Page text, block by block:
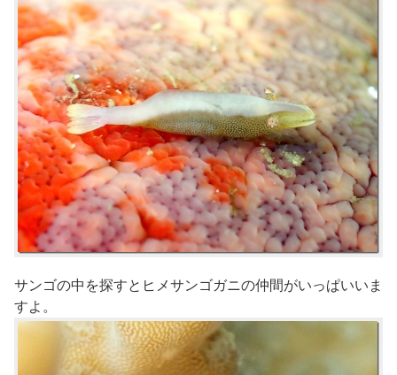
サンゴの中を探すとヒメサンゴガニの仲間がいっぱいいま
すよ。